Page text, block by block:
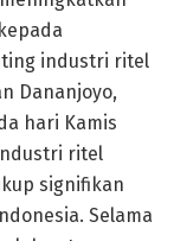
industri ritel
Dananjoyo,
hari Kamis
ritel
signifikan
Selama